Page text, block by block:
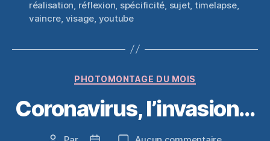
réalisation réflexion spécificité sujet, timelapse,
vaincre visage youtube
Catégories
PHOTOMONTAGE DU MOIS
Coronavirus, l’invasion…